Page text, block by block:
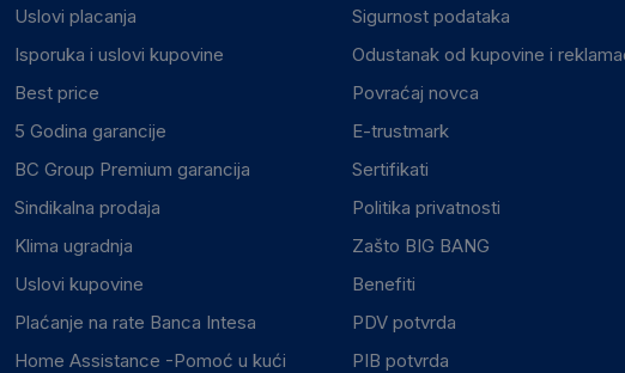
Uslovi placanja
Isporuka i uslovi kupovine
Best price
5 Godina garancije
BC Group Premium garancija
Sindikalna prodaja
Klima ugradnja
Uslovi kupovine
Plaćanje na rate Banca Intesa
Home Assistance -Pomoć u kući
Sigurnost podataka
Odustanak od kupovine i
Povraćaj novca
E-trustmark
Sertifikati
Politika privatnosti
Zašto BIG BANG
Benefiti
PDV potvrda
PIB potvrda